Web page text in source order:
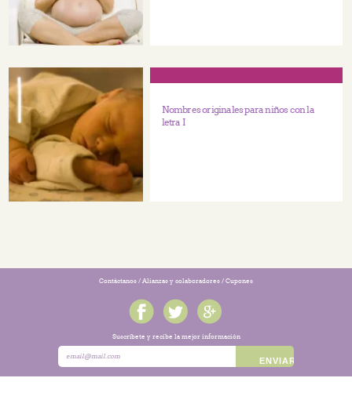
Nombres originales para niños con la
letra I
Contáctanos / Alianzas y colaboradores / Cupones
Suscríbete y recibe la mejor información